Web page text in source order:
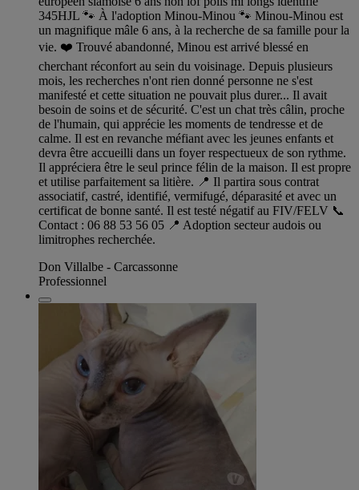
345HJL 🐾 À l'adoption Minou-Minou 🐾 Minou-Minou est
un magnifique mâle 6 ans, à la recherche de sa famille pour la
vie. ❤️ Trouvé abandonné, Minou est arrivé blessé en
cherchant réconfort au sein du voisinage. Depuis plusieurs
mois, les recherches n'ont rien donné personne ne s'est
manifesté et cette situation ne pouvait plus durer... Il avait
besoin de soins et de sécurité. C'est un chat très câlin, proche
de l'humain, qui apprécie les moments de tendresse et de
calme. Il est en revanche méfiant avec les jeunes enfants et
devra être accueilli dans un foyer respectueux de son rythme.
Il appréciera être le seul prince félin de la maison. Il est propre
et utilise parfaitement sa litière. 📍 Il partira sous contrat
associatif, castré, identifié, vermifugé, déparasité et avec un
certificat de bonne santé. Il est testé négatif au FIV/FELV 📞
Contact : 06 88 53 56 05 📍 Adoption secteur audois ou
limitrophes recherchée.
Don Villalbe - Carcassonne
Professionnel